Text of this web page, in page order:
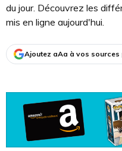
du jour. Découvrez les
mis en ligne aujourd'hui.
Ajoutez aAa à vos sources